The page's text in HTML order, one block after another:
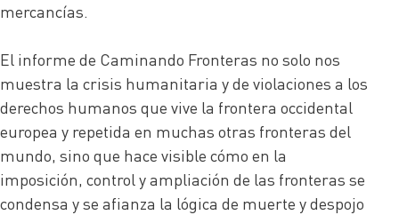
mercancías.
El informe de Caminando Fronteras no solo nos
muestra la crisis humanitaria y de violaciones a los
derechos humanos que vive la frontera occidental
europea y repetida en muchas otras fronteras del
mundo, sino que hace visible cómo en la
imposición, control y ampliación de las fronteras se
condensa y se afianza la lógica de muerte y despojo